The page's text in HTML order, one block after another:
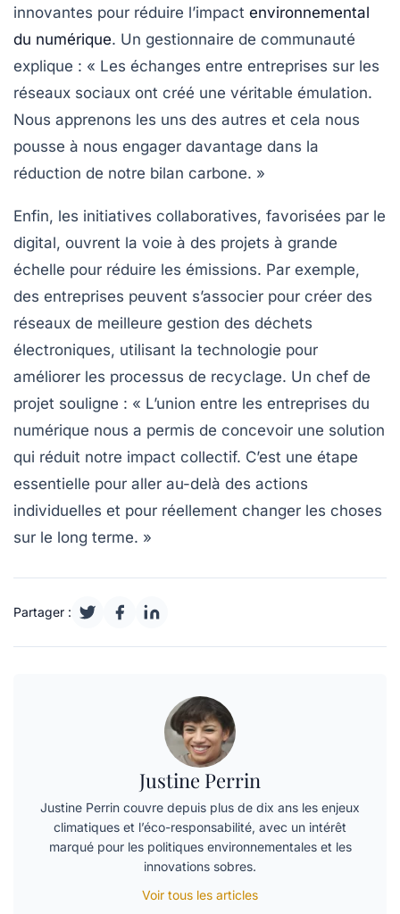
innovantes pour réduire l’impact environnemental
du numérique. Un gestionnaire de communauté
explique : « Les échanges entre entreprises sur les
réseaux sociaux ont créé une véritable émulation.
Nous apprenons les uns des autres et cela nous
pousse à nous engager davantage dans la
réduction de notre bilan carbone. »
Enfin, les initiatives collaboratives, favorisées par le
digital, ouvrent la voie à des projets à grande
échelle pour réduire les émissions. Par exemple,
des entreprises peuvent s’associer pour créer des
réseaux de meilleure gestion des déchets
électroniques, utilisant la technologie pour
améliorer les processus de recyclage. Un chef de
projet souligne : « L’union entre les entreprises du
numérique nous a permis de concevoir une solution
qui réduit notre impact collectif. C’est une étape
essentielle pour aller au-delà des actions
individuelles et pour réellement changer les choses
sur le long terme. »
Partager :
Justine Perrin
Justine Perrin couvre depuis plus de dix ans les enjeux
climatiques et l’éco-responsabilité, avec un intérêt
marqué pour les politiques environnementales et les
innovations sobres.
Voir tous les articles